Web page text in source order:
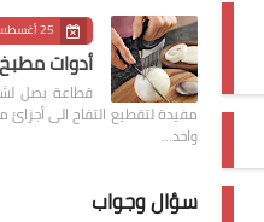
25 أغسطس 2012
أدوات مطبخ
قطاعة بصل
مفيدة لتقطيع التفاح الى
واحد…
سؤال وجواب